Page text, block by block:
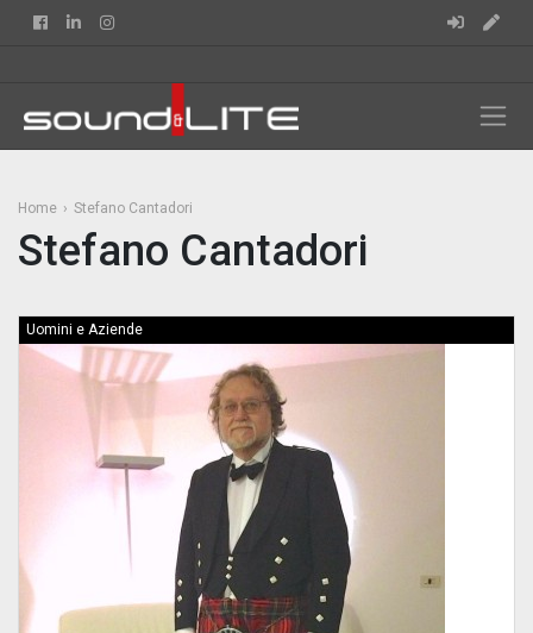
FacebookLinkedin
Home Stefano Cantadori
Stefano Cantadori
Uomini e Aziende